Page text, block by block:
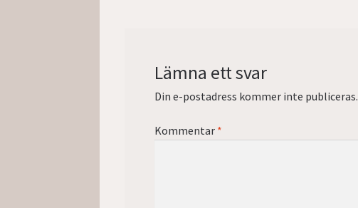
Lämna ett svar
Din e-postadress kommer inte publiceras.
Kommentar *